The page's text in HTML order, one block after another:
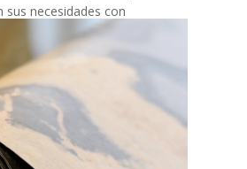
sus necesidades con
para trabajar la piedra o
ninguna herramienta
o perforar!